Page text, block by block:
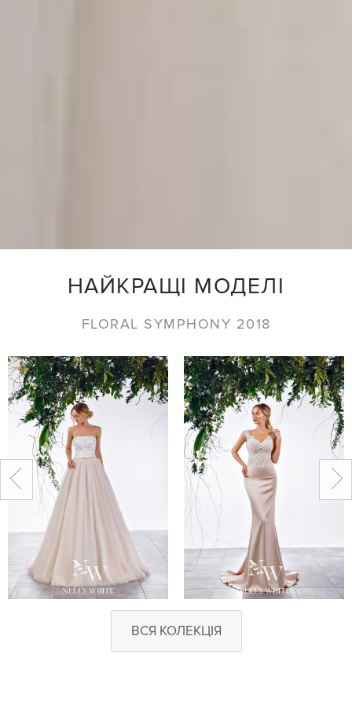
НАЙКРАЩІ МОДЕЛІ
FLORAL SYMPHONY 2018
ВСЯ КОЛЕКЦІЯ